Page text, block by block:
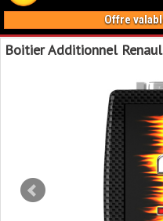
Offre
Boitier Additionnel